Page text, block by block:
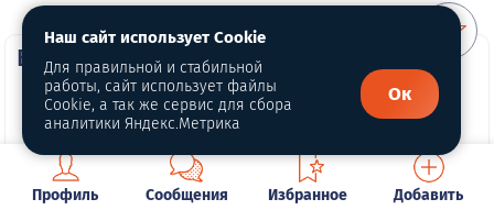
ВИП автомобили
Профиль Сообщения Избранное Добавить
Наш сайт использует Cookie
Для правильной и стабильной
работы, сайт использует файлы
Cookie, а так же сервис для сбора
аналитики Яндекс.Метрика
Ок